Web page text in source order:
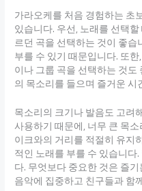
가라오케를 처음 경험하는 초
있습니다. 우선, 노래를 선택
르던 곡을 선택하는 것이 좋
부를 수 있기 때문입니다. 또
이나 그룹 곡을 선택하는 것
의 목소리를 들으며 즐거운
목소리의 크기나 발음도 고려
사용하기 때문에, 너무 큰 목
이크와의 거리를 적절히 유지
적인 노래를 부를 수 있습니
다. 무엇보다 중요한 것은 즐
음악에 집중하고 친구들과 함